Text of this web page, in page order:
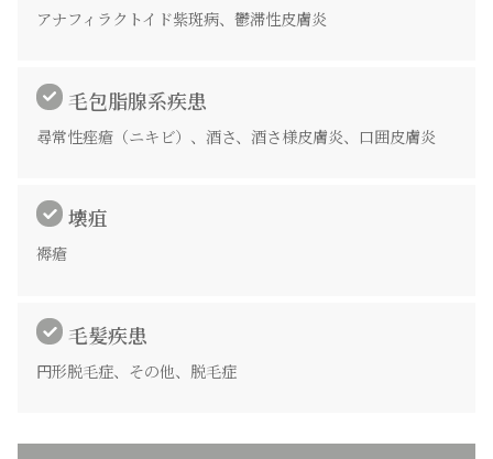
アナフィラクトイド紫斑病、鬱滞性皮膚炎
毛包脂腺系疾患
尋常性痤瘡（ニキビ）、酒さ、酒さ様皮膚炎、口囲皮膚炎
壊疽
褥瘡
毛髪疾患
円形脱毛症、その他、脱毛症